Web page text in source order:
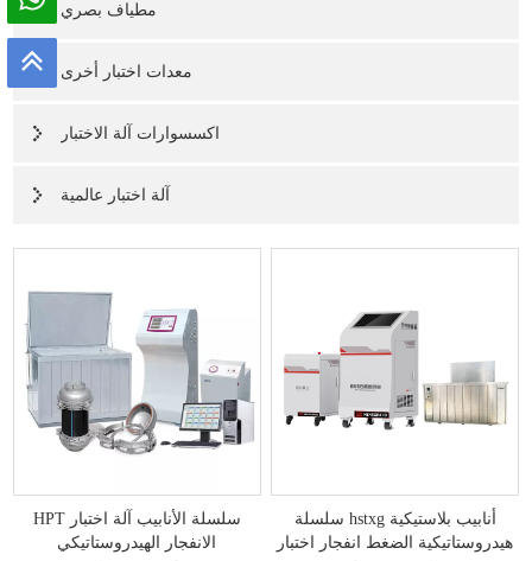
مطياف بصري
معدات اختبار أخرى
اكسسوارات آلة الاختبار
آلة اختبار عالمية
HPT سلسلة الأنابيب آلة اختبار
الانفجار الهيدروستاتيكي
سلسلة hstxg أنابيب بلاستيكية
هيدروستاتيكية الضغط انفجار اختبار